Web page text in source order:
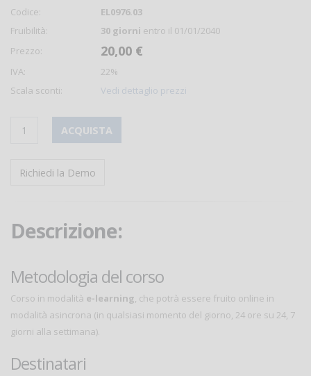
Codice:
EL0976.03
Fruibilità:
30 giorni entro il 01/01/2040
Prezzo:
20,00 €
IVA:
22%
Scala sconti:
Vedi dettaglio prezzi
ACQUISTA
Richiedi la Demo
Descrizione:
Metodologia del corso
Corso in modalità e-learning, che potrà essere fruito online in
modalità asincrona (in qualsiasi momento del giorno, 24 ore su 24, 7
giorni alla settimana).
Destinatari